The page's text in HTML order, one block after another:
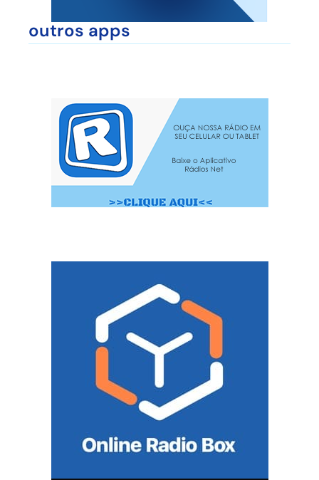
outros apps